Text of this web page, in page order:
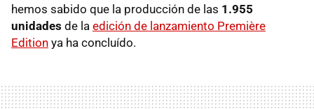
hemos sabido que la producción de las 1.955
unidades de la edición de lanzamiento Première
Edition ya ha concluído.